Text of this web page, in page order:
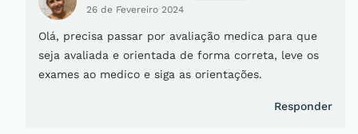
26 de Fevereiro 2024
Olá, precisa passar por avaliação medica para que
seja avaliada e orientada de forma correta, leve os
exames ao medico e siga as orientações.
Responder